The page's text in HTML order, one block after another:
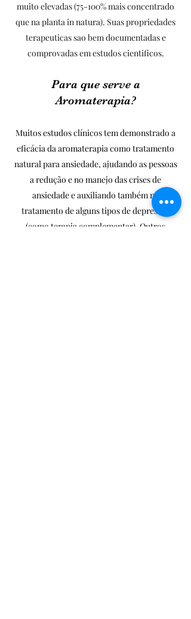
muito elevadas (75-100% mais concentrado
que na planta in natura). Suas propriedades
terapeuticas sao bem documentadas e
comprovadas em estudos cientificos.
Para que serve a
Aromaterapia?
​​Muitos estudos clínicos tem demonstrado a
eficácia da aromaterapia como tratamento
natural para ansiedade, ajudando as pessoas
a redução e no manejo das crises de
ansiedade e auxiliando também no
tratamento de alguns tipos de depressão
(como terapia complementar). Outros